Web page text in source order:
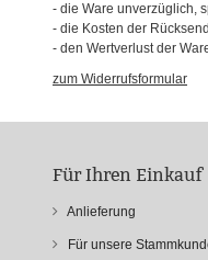
- die Ware unverzüglich,
- die Kosten der
- den Wertverlust der
zum Widerrufsformular
Für Ihren Einkauf
Anlieferung
Für unsere